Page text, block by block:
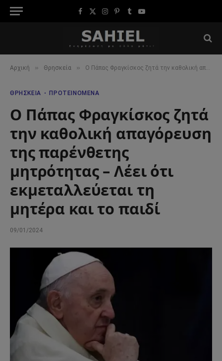
Facebook
X
Instagram
Pinterest
TumblrYouTube
Αρχική » Θρησκεία » Ο Πάπας Φραγκίσκος ζητά την καθολική απαγόρευση της παρένθετης μητρότητας – Λέει ότι εκμεταλλεύεται τη μητέρα και το παιδί
ΘΡΗΣΚΕΊΑ ΠΡΟΤΕΙΝΌΜΕΝΑ
Ο Πάπας Φραγκίσκος ζητά
την καθολική απαγόρευση
της παρένθετης
μητρότητας – Λέει ότι
εκμεταλλεύεται τη
μητέρα και το παιδί
09/01/2024